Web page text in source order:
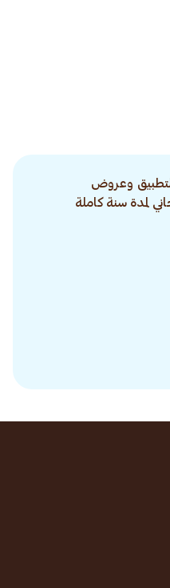
وعروض
لمدة سنة كاملة